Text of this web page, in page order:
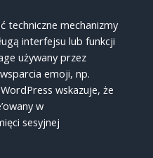
techniczne mechanizmy
interfejsu lub funkcji
używany przez
emoji, np.
wskazuje, że
w
sesyjnej